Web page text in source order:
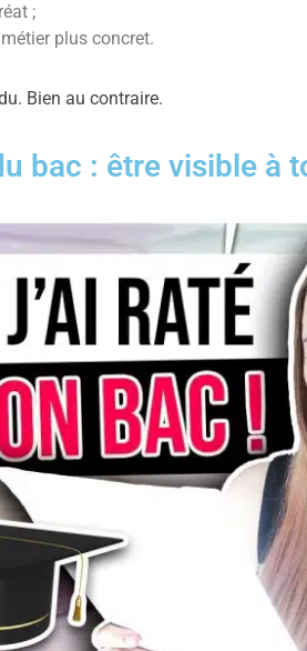
;
métier plus concret.
Bien au contraire.
bac : être visible à